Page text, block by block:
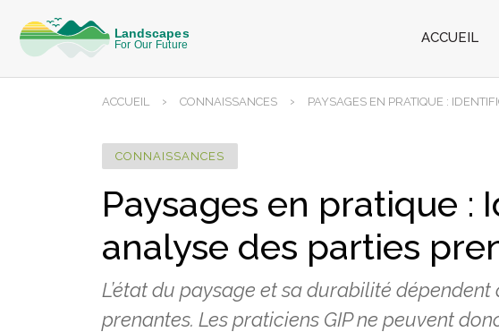
ACCUEIL
ACCUEIL › CONNAISSANCES › PAYSAGES EN PRATIQUE :
CONNAISSANCES
Paysages en pratique :
analyse des parties
L’état du paysage et sa durabilité
prenantes. Les praticiens GIP ne peuvent